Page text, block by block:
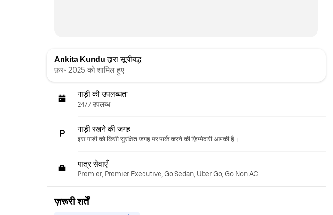
Ankita Kundu द्वारा सूचीबद्ध
फ़र॰ 2025 को शामिल हुए
गाड़ी की उपलब्धता
24/7 उपलब्ध
गाड़ी रखने की जगह
इस गाड़ी को किसी सुरक्षित जगह पर पार्क करने की ज़िम्मेदारी आपकी है।
पात्र सेवाएँ
Premier, Premier Executive, Go Sedan, Uber Go, Go Non AC
ज़रूरी शर्तें